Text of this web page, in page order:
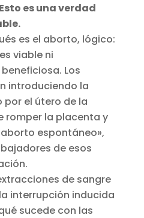
Esto es una verdad
es el aborto, lógico:
viable ni
Los
introduciendo la
por el útero de la
romper la placenta y
espontáneo»,
de esos
de sangre
interrupción inducida
sucede con las